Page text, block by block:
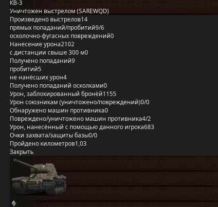
КВ-3
Уничтожен выстрелом (SAREWQD)
Произведено выстрелов14
прямых попаданий/пробитий9/6
осколочно-фугасных повреждений0
Нанесение урона2102
с дистанции свыше 300 м0
Получено попаданий9
пробитий5
не нанёсших урон4
Получено попаданий осколками0
Урон, заблокированный бронёй1155
Урон союзникам (уничтожено/повреждений)0/0
Обнаружено машин противника0
Повреждено/уничтожено машин противника4/2
Урон, нанесённый с помощью данного игрока683
Очки захвата/защиты базы0/0
Пройдено километров1,03
Закрыть